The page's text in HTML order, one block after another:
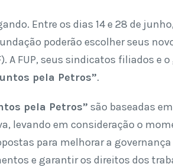
Entre os dias 14 e 28 de
poderão escolher seus
A FUP, seus sindicatos filiados e
pela Petros”.
pela Petros” são baseadas
levando em consideração o
para melhorar a
e garantir os direitos dos